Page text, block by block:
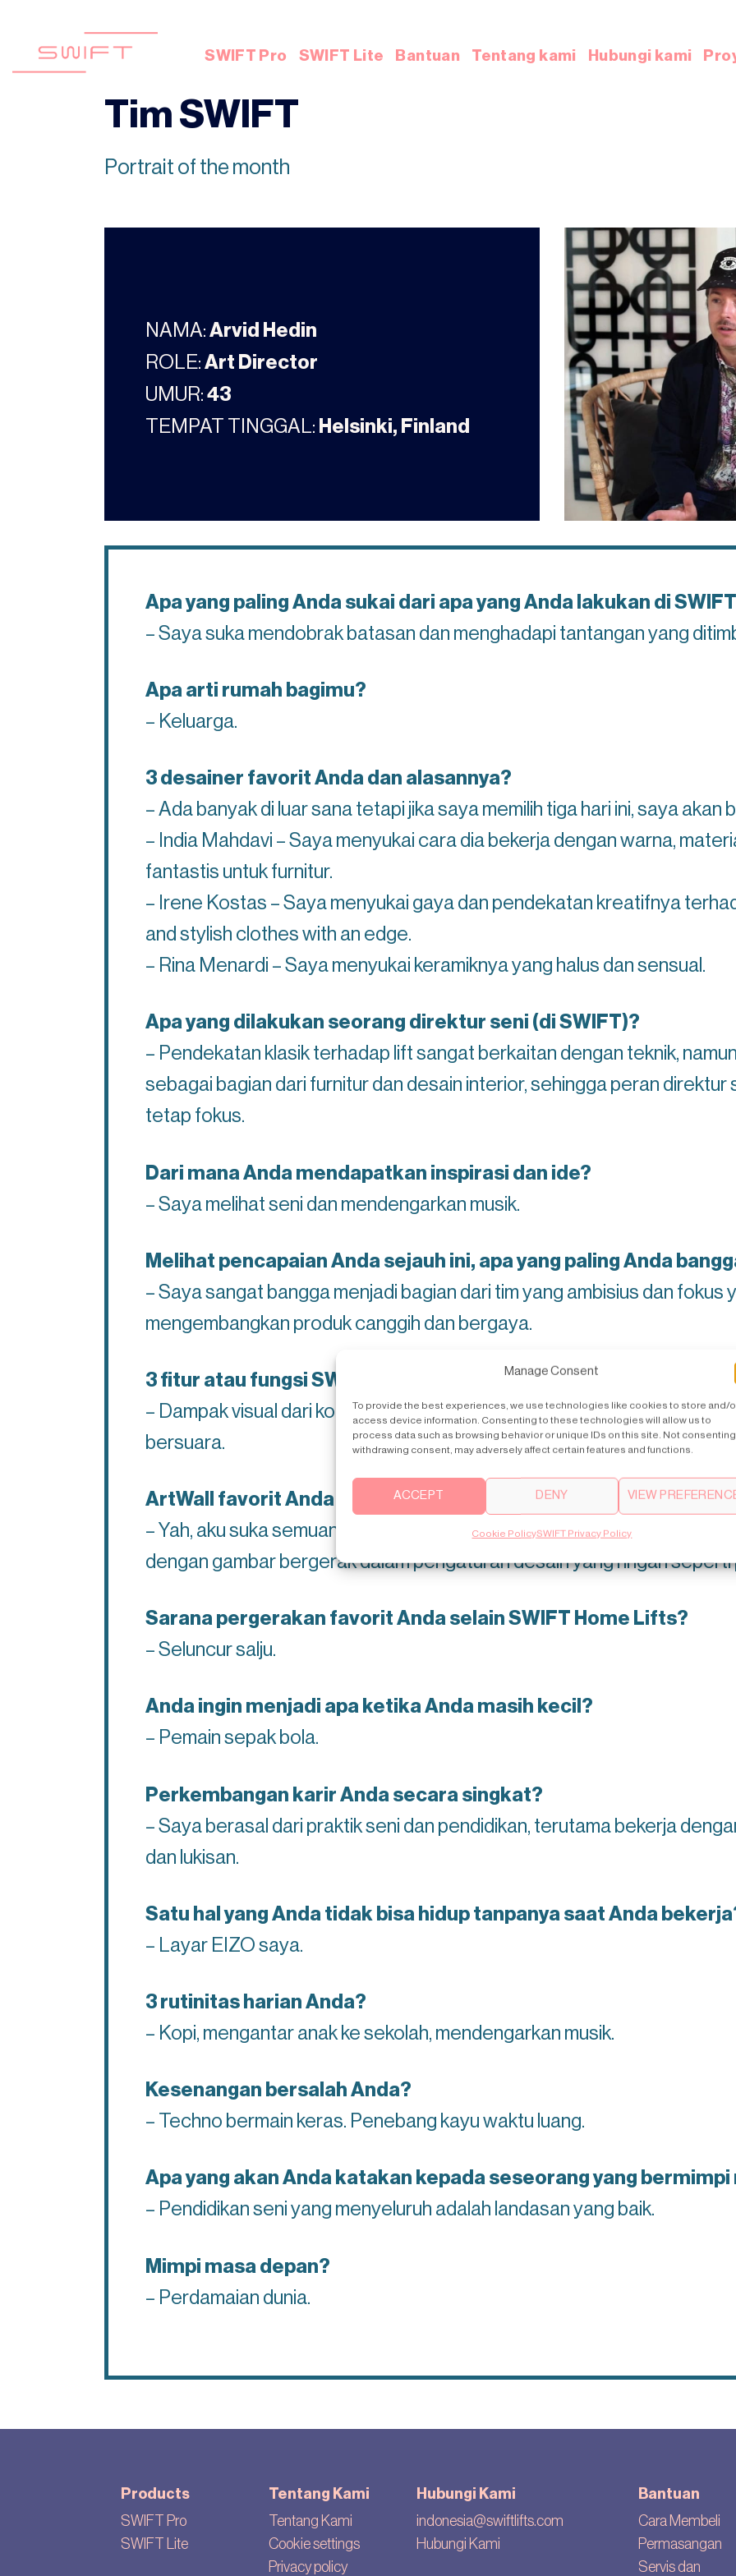
Manage Consent
To provide the best experiences, we use technologies like cookies to store and/
access device information. Consenting to these technologies will allow us to
process data such as browsing behavior or unique IDs on this site. Not
withdrawing consent, may adversely affect certain features and functions.
ACCEPT DENY VIEW
Cookie PolicySWIFT Privacy Policy
content
SWIFT Pro SWIFT Lite Bantuan Tentang kami Hubungi kami
Tim SWIFT
Portrait of the month
NAMA: Arvid Hedin
ROLE: Art Director
UMUR: 43
TEMPAT TINGGAL: Helsinki, Finland
Apa yang paling Anda sukai dari apa yang Anda lakukan di
– Saya suka mendobrak batasan dan menghadapi tantangan yang
Apa arti rumah bagimu?
– Keluarga.
3 desainer favorit Anda dan alasannya?
– Ada banyak di luar sana tetapi jika saya memilih tiga hari ini, saya akan
– India Mahdavi – Saya menyukai cara dia bekerja dengan warna,
fantastis untuk furnitur.
– Irene Kostas – Saya menyukai gaya dan pendekatan kreatifnya
and stylish clothes with an edge.
– Rina Menardi – Saya menyukai keramiknya yang halus dan sensual.
Apa yang dilakukan seorang direktur seni (di SWIFT)?
– Pendekatan klasik terhadap lift sangat berkaitan dengan teknik,
sebagai bagian dari furnitur dan desain interior, sehingga peran direktur
tetap fokus.
Dari mana Anda mendapatkan inspirasi dan ide?
– Saya melihat seni dan mendengarkan musik.
Melihat pencapaian Anda sejauh ini, apa yang paling Anda
– Saya sangat bangga menjadi bagian dari tim yang ambisius dan fokus
mengembangkan produk canggih dan bergaya.
3 fitur atau fungsi SWIFT favorit Anda?
– Dampak visual dari konsep ArtWall, dan fakta bahwa lift digerakkan
bersuara.
ArtWall favorit Anda dan alasannya?
– Yah, aku suka semuanya. Menurut saya, sangat menarik
dengan gambar bergerak dalam pengaturan desain yang ringan seperti
Sarana pergerakan favorit Anda selain SWIFT Home Lifts?
– Seluncur salju.
Anda ingin menjadi apa ketika Anda masih kecil?
– Pemain sepak bola.
Perkembangan karir Anda secara singkat?
– Saya berasal dari praktik seni dan pendidikan, terutama bekerja
dan lukisan.
Satu hal yang Anda tidak bisa hidup tanpanya saat Anda
– Layar EIZO saya.
3 rutinitas harian Anda?
– Kopi, mengantar anak ke sekolah, mendengarkan musik.
Kesenangan bersalah Anda?
– Techno bermain keras. Penebang kayu waktu luang.
Apa yang akan Anda katakan kepada seseorang yang
– Pendidikan seni yang menyeluruh adalah landasan yang baik.
Mimpi masa depan?
– Perdamaian dunia.
Products
SWIFT Pro
SWIFT Lite
Tentang Kami
Tentang Kami
Cookie settings
Privacy policy
Hubungi Kami
indonesia@swiftlifts.com
Hubungi Kami
Bantuan
Cara Membeli
Permasangan
Servis dan